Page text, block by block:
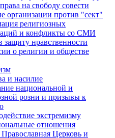
на свободу совести
организации против "сект"
религиозных
и конфликты со СМИ
защиту нравственности
о религии и обществе
и насилие
национальной и
розни и призывы к
экстремизму
отношения
Православная Церковь и